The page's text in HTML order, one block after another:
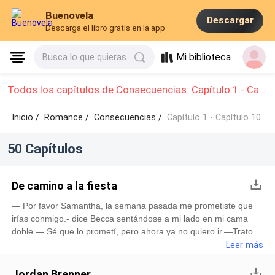
Buenovela
Descarga el libro gratis en la app
Descargar
Busca lo que quieras Mi biblioteca
Todos los capítulos de Consecuencias: Capítulo 1 - Capítulo 10
Inicio / Romance/Consecuencias / Capítulo 1 - Capítulo 10
50 Capítulos
De camino a la fiesta
— Por favor Samantha, la semana pasada me prometiste que
irías conmigo.- dice Becca sentándose a mi lado en mi cama
doble.— Sé que lo prometí, pero ahora ya no quiero ir.—Trato
de explicarle, lo cual sería muy difícil, porque una vez que
qué ya no quieres ir. Si me das una explicación válida, plausible
Leer más